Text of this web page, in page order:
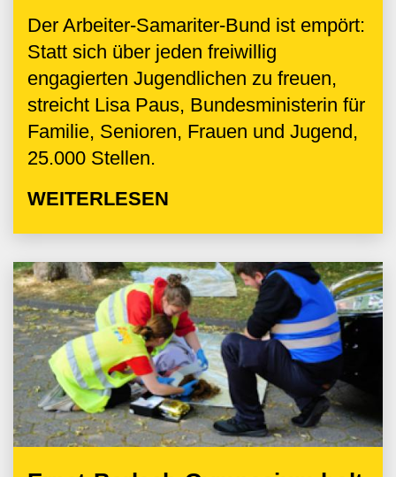
Der Arbeiter-Samariter-Bund ist empört:
Statt sich über jeden freiwillig
engagierten Jugendlichen zu freuen,
streicht Lisa Paus, Bundesministerin für
Familie, Senioren, Frauen und Jugend,
25.000 Stellen.
WEITERLESEN